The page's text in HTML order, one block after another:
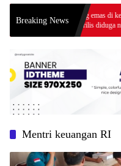
Breaking News
emas di kecamatan
blm ada rilis diduga nungu apa,?
Mentri keuangan RI